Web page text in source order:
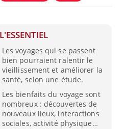
L'ESSENTIEL
Les voyages qui se passent
bien pourraient ralentir le
vieillissement et améliorer la
santé, selon une étude.
Les bienfaits du voyage sont
nombreux : découvertes de
nouveaux lieux, interactions
sociales, activité physique…